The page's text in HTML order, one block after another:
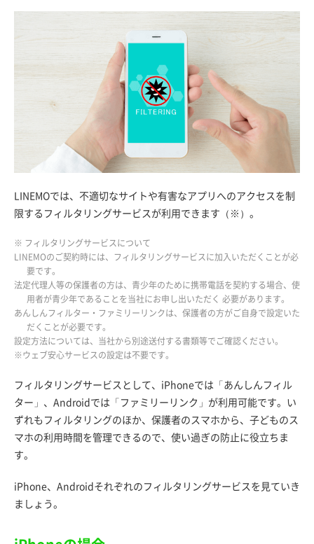
LINEMOでは、不適切なサイトや有害なアプリへのアクセスを制
限するフィルタリングサービスが利用できます（※）。
※ フィルタリングサービスについて
LINEMOのご契約時には、フィルタリングサービスに加入いただくことが必
要です。
法定代理人等の保護者の方は、青少年のために携帯電話を契約する場合、使
用者が青少年であることを当社にお申し出いただく 必要があります。
あんしんフィルター・ファミリーリンクは、保護者の方がご自身で設定いた
だくことが必要です。
設定方法については、当社から別途送付する書類等でご確認ください。
※ウェブ安心サービスの設定は不要です。
フィルタリングサービスとして、iPhoneでは「あんしんフィル
ター」、Androidでは「ファミリーリンク」が利用可能です。い
ずれもフィルタリングのほか、保護者のスマホから、子どものス
マホの利用時間を管理できるので、使い過ぎの防止に役立ちま
す。
iPhone、Androidそれぞれのフィルタリングサービスを見ていき
ましょう。